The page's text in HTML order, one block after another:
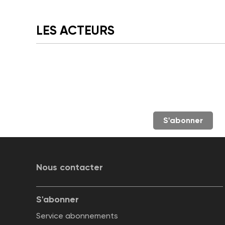
LES ACTEURS
S'abonner
Nous contacter
S'abonner
Service abonnements